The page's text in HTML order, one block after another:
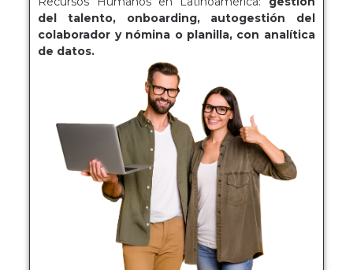
del talento, onboarding, autogestión del
colaborador y nómina o planilla, con analítica
de datos.